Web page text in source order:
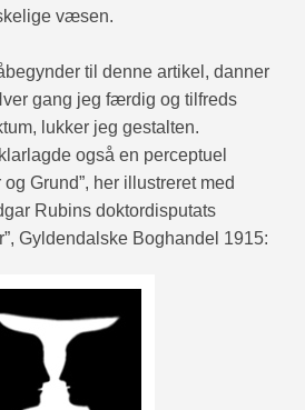
væsen.
til denne artikel, danner
gang jeg færdig og tilfreds
lukker jeg gestalten.
også en perceptuel
Grund”, her illustreret med
Rubins doktordisputats
Gyldendalske Boghandel 1915: